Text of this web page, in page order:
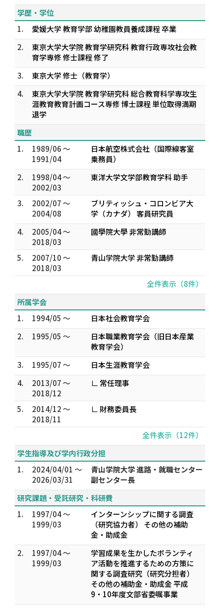
学歴・学位
1.
愛媛大学 教育学部 幼稚園教員養成課程 卒業
2.
東京大学大学院 教育学研究科 教育行政専攻社会教
育学専修 修士課程 修了
3.
東京大学 修士（教育学）
4.
東京大学大学院 教育学研究科 総合教育科学専攻生
涯教育教育計画コース専修 博士課程 単位取得満期
退学
職歴
1.
1989/06 ～
1991/04
日本航空株式会社（国際線客室
乗務員）
2.
1998/04 ～
2002/03
東洋大学文学部教育学科 助手
3.
2002/07 ～
2004/08
ブリティッシュ・コロンビア大
学（カナダ） 客員研究員
4.
2005/04 ～
2018/03
國學院大學 非常勤講師
5.
2007/10 ～
2018/03
青山学院大学 非常勤講師
全件表示（8件）
所属学会
1.
1994/05 ～
日本社会教育学会
2.
1995/05 ～
日本職業教育学会（旧日本産業
教育学会）
3.
1995/07 ～
日本生涯教育学会
4.
2013/07 ～
2018/12
∟ 常任理事
5.
2014/12 ～
2018/11
∟ 財務委員長
全件表示（12件）
学生指導及び学内行政分担
1.
2024/04/01 ～
2026/03/31
青山学院大学 進路・就職センター
副センター長
研究課題・受託研究・科研費
1.
1997/04 ～
1999/03
インターンシップに関する調査
（研究協力者） その他の補助
金・助成金
2.
1997/04 ～
1999/03
学習成果を生かしたボランティ
ア活動を推進するための方策に
関する調査研究（研究分担者）
その他の補助金・助成金 平成
9・10年度文部省委嘱事業